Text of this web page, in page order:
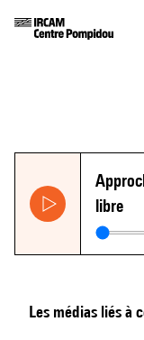
libre
Les médias liés à